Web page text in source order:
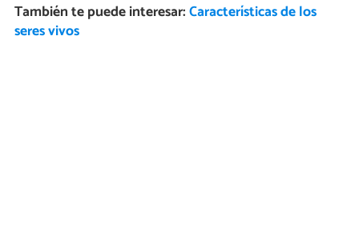
También te puede interesar:Características de los
seres vivos